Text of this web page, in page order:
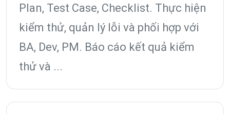
Plan, Test Case, Checklist. Thực hiện
kiểm thử, quản lý lỗi và phối hợp với
BA, Dev, PM. Báo cáo kết quả kiểm
thử và ...